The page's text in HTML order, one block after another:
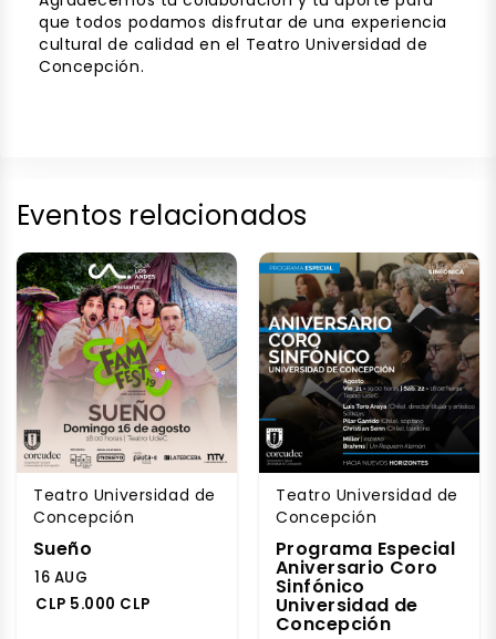
que todos podamos disfrutar de una experiencia
cultural de calidad en el Teatro Universidad de
Concepción.
Eventos relacionados
Teatro Universidad de
Concepción
Sueño
16 AUG
CLP 5.000 CLP
Teatro Universidad de
Concepción
Programa Especial
Aniversario Coro
Sinfónico
Universidad de
Concepción